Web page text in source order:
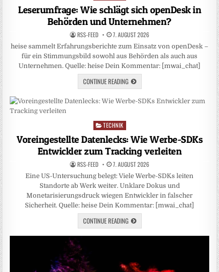
Leserumfrage: Wie schlägt sich openDesk in
Behörden und Unternehmen?
RSS-FEED 7. AUGUST 2026
heise sammelt Erfahrungsberichte zum Einsatz von openDesk –
für ein Stimmungsbild sowohl aus Behörden als auch aus
Unternehmen. Quelle: heise Dein Kommentar: [mwai_chat]
CONTINUE READING
Posted
TECHNIK
Voreingestellte Datenlecks: Wie Werbe-SDKs
Entwickler zum Tracking verleiten
RSS-FEED 7. AUGUST 2026
Eine US-Untersuchung belegt: Viele Werbe-SDKs leiten
Standorte ab Werk weiter. Unklare Dokus und
Monetarisierungsdruck wiegen Entwickler in falscher
Sicherheit. Quelle: heise Dein Kommentar: [mwai_chat]
CONTINUE READING